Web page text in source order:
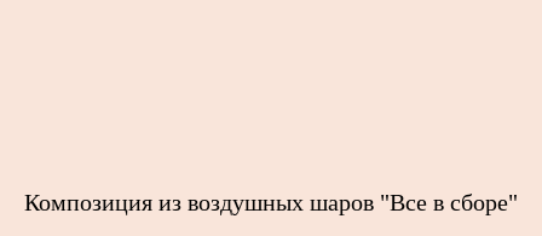
Композиция из воздушных шаров "Все в сборе"